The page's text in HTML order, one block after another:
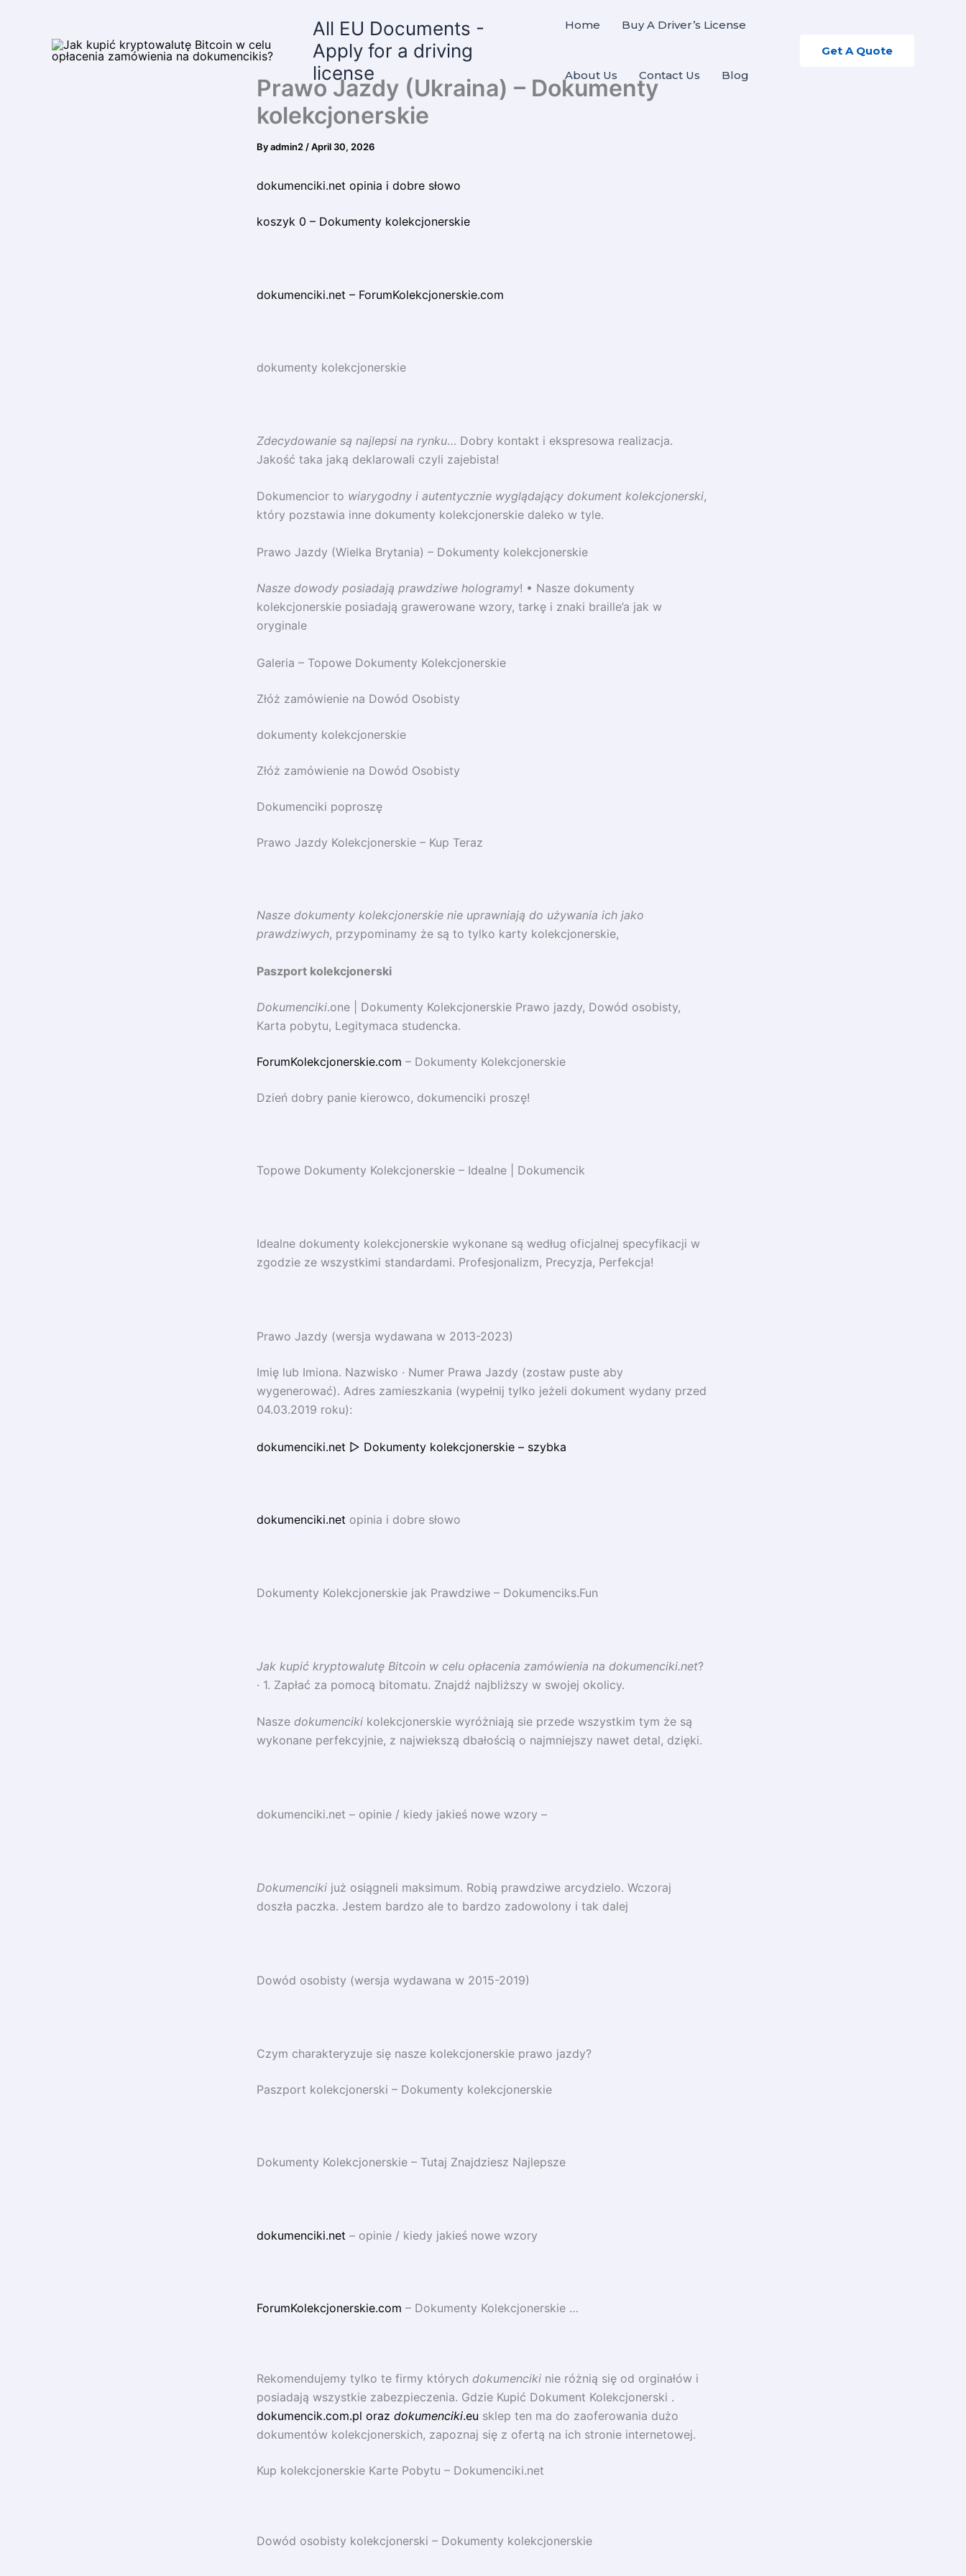
All EU Documents -
Apply for a driving
license
Home Buy A Driver’s License
About Us Contact Us Blog
Get A Quote
Prawo Jazdy (Ukraina) – Dokumenty
kolekcjonerskie
Byadmin2 /April 30, 2026
dokumenciki.net opinia i dobre słowo
koszyk 0 – Dokumenty kolekcjonerskie
dokumenciki.net – ForumKolekcjonerskie.com
dokumenty kolekcjonerskie
Zdecydowanie są najlepsi na rynku… Dobry kontakt i ekspresowa realizacja.
Jakość taka jaką deklarowali czyli zajebista!
Dokumencior to wiarygodny i autentycznie wyglądający dokument kolekcjonerski,
który pozstawia inne dokumenty kolekcjonerskie daleko w tyle.
Prawo Jazdy (Wielka Brytania) – Dokumenty kolekcjonerskie
Nasze dowody posiadają prawdziwe hologramy! • Nasze dokumenty
kolekcjonerskie posiadają grawerowane wzory, tarkę i znaki braille’a jak w
oryginale
Galeria – Topowe Dokumenty Kolekcjonerskie
Złóż zamówienie na Dowód Osobisty
dokumenty kolekcjonerskie
Złóż zamówienie na Dowód Osobisty
Dokumenciki poproszę
Prawo Jazdy Kolekcjonerskie – Kup Teraz
Nasze dokumenty kolekcjonerskie nie uprawniają do używania ich jako
prawdziwych, przypominamy że są to tylko karty kolekcjonerskie,
Paszport kolekcjonerski
Dokumenciki.one | Dokumenty Kolekcjonerskie Prawo jazdy, Dowód osobisty,
Karta pobytu, Legitymaca studencka.
ForumKolekcjonerskie.com – Dokumenty Kolekcjonerskie
Dzień dobry panie kierowco, dokumenciki proszę!
Topowe Dokumenty Kolekcjonerskie – Idealne | Dokumencik
Idealne dokumenty kolekcjonerskie wykonane są według oficjalnej specyfikacji w
zgodzie ze wszystkimi standardami. Profesjonalizm, Precyzja, Perfekcja!
Prawo Jazdy (wersja wydawana w 2013-2023)
Imię lub Imiona. Nazwisko · Numer Prawa Jazdy (zostaw puste aby
wygenerować). Adres zamieszkania (wypełnij tylko jeżeli dokument wydany przed
04.03.2019 roku):
dokumenciki.net ▷ Dokumenty kolekcjonerskie – szybka
dokumenciki.net opinia i dobre słowo
Dokumenty Kolekcjonerskie jak Prawdziwe – Dokumenciks.Fun
Jak kupić kryptowalutę Bitcoin w celu opłacenia zamówienia na dokumenciki.net?
· 1. Zapłać za pomocą bitomatu. Znajdź najbliższy w swojej okolicy.
Nasze dokumenciki kolekcjonerskie wyróżniają sie przede wszystkim tym że są
wykonane perfekcyjnie, z najwiekszą dbałością o najmniejszy nawet detal, dzięki.
dokumenciki.net – opinie / kiedy jakieś nowe wzory –
Dokumenciki już osiągneli maksimum. Robią prawdziwe arcydzielo. Wczoraj
doszła paczka. Jestem bardzo ale to bardzo zadowolony i tak dalej
Dowód osobisty (wersja wydawana w 2015-2019)
Czym charakteryzuje się nasze kolekcjonerskie prawo jazdy?
Paszport kolekcjonerski – Dokumenty kolekcjonerskie
Dokumenty Kolekcjonerskie – Tutaj Znajdziesz Najlepsze
dokumenciki.net – opinie / kiedy jakieś nowe wzory
ForumKolekcjonerskie.com – Dokumenty Kolekcjonerskie …
Rekomendujemy tylko te firmy których dokumenciki nie różnią się od orginałów i
posiadają wszystkie zabezpieczenia. Gdzie Kupić Dokument Kolekcjonerski .
dokumencik.com.pl oraz dokumenciki.eu sklep ten ma do zaoferowania dużo
dokumentów kolekcjonerskich, zapoznaj się z ofertą na ich stronie internetowej.
Kup kolekcjonerskie Karte Pobytu – Dokumenciki.net
Dowód osobisty kolekcjonerski – Dokumenty kolekcjonerskie